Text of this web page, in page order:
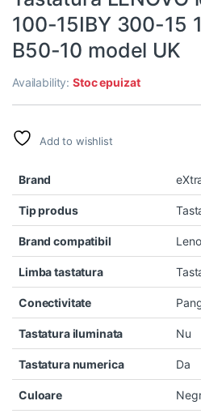
100-15IBY 300-15
B50-10 model UK
Availability:Stoc epuizat
Add to wishlist
Brand
Tip produs
Brand compatibil
Limba tastatura
Conectivitate
Tastatura iluminata Nu
Tastatura numerica Da
Culoare